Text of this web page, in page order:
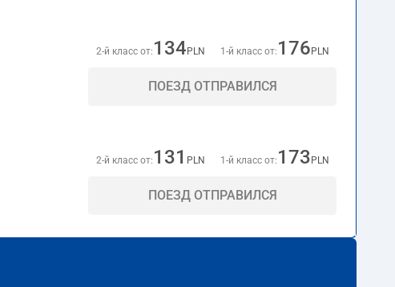
2-й класс от: 134 PLN 1-й класс от: 176 PLN
ПОЕЗД ОТПРАВИЛСЯ
2-й класс от: 131 PLN 1-й класс от: 173 PLN
ПОЕЗД ОТПРАВИЛСЯ